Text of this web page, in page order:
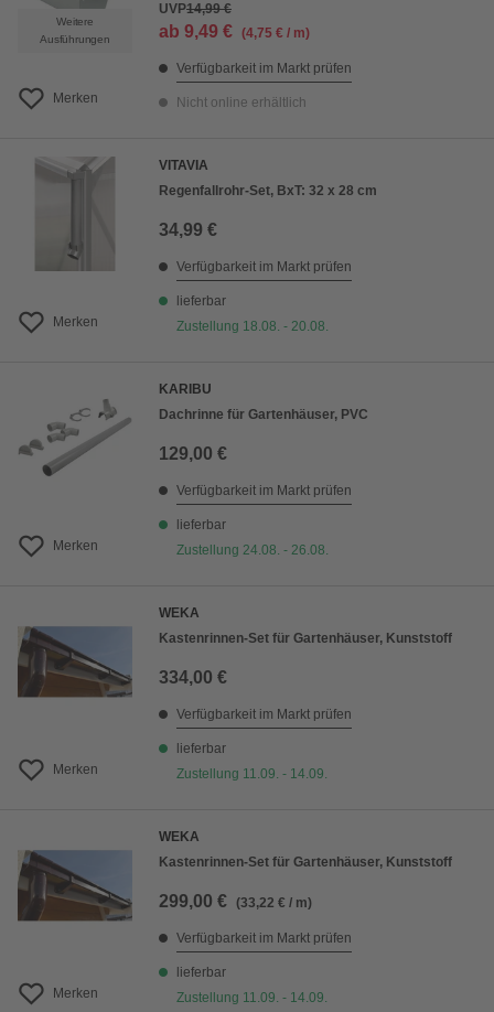
Weitere
Ausführungen
Merken
UVP14,99 €
ab 9,49 € (4,75 € / m)
Verfügbarkeit im Markt prüfen
Nicht online erhältlich
Merken
VITAVIA
Regenfallrohr-Set, BxT: 32 x 28 cm
34,99 €
Verfügbarkeit im Markt prüfen
lieferbar
Zustellung 18.08. - 20.08.
Merken
KARIBU
Dachrinne für Gartenhäuser, PVC
129,00 €
Verfügbarkeit im Markt prüfen
lieferbar
Zustellung 24.08. - 26.08.
Merken
WEKA
Kastenrinnen-Set für Gartenhäuser, Kunststoff
334,00 €
Verfügbarkeit im Markt prüfen
lieferbar
Zustellung 11.09. - 14.09.
Merken
WEKA
Kastenrinnen-Set für Gartenhäuser, Kunststoff
299,00 € (33,22 € / m)
Verfügbarkeit im Markt prüfen
lieferbar
Zustellung 11.09. - 14.09.